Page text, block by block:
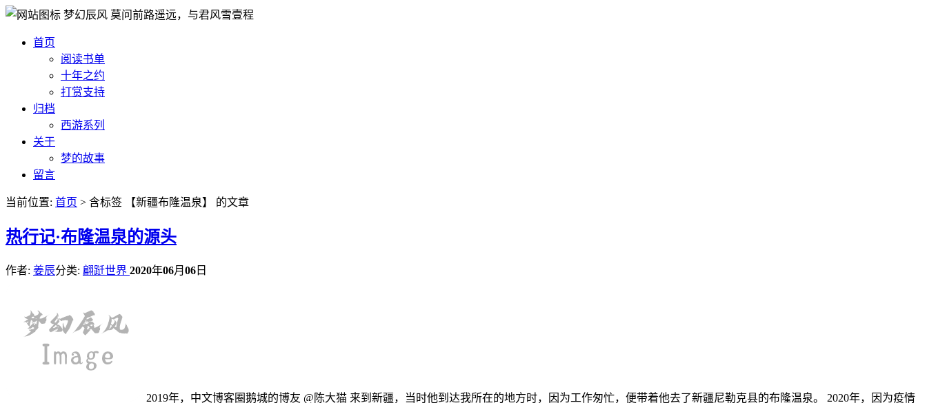
梦幻辰风 莫问前路遥远，与君风雪壹程
首页
阅读书单
十年之约
打赏支持
归档
西游系列
关于
梦的故事
留言
当前位置: 首页 > 含标签 【新疆布隆温泉】 的文章
热行记·布隆温泉的源头
作者: 姜辰分类: 翩跹世界 2020年06月 06 日
2019年，中文博客圈鹅城的博友 @陈大猫 来到新疆，当时他到达我所在的地方时，因为工作匆忙，便带着他去了新疆尼勒克县的布隆温泉。 2020年，因为疫情